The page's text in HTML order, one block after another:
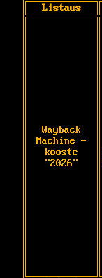
Listaus
Wayback
Machine -
kooste
"2026"